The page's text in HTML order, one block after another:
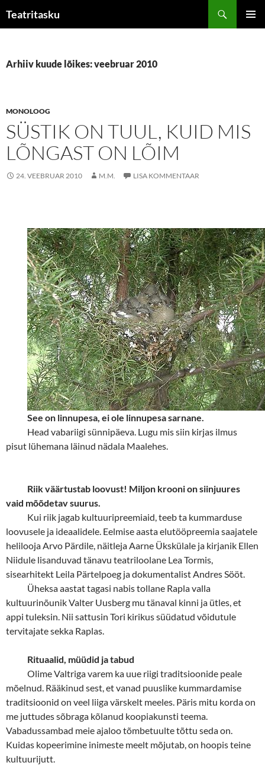
sisu
Teatritasku
Arhiiv kuude lõikes: veebruar 2010
MONOLOOG
SÜSTIK ON TUUL, KUID MIS
LÕNGAST ON LÕIM
24. VEEBRUAR 2010 M.M. LISA KOMMENTAAR
See on linnupesa, ei ole linnupesa sarnane.
Head vabariigi sünnipäeva. Lugu mis siin kirjas ilmus
pisut lühemana läinud nädala Maalehes.
Riik väärtustab loovust! Miljon krooni on siinjuures
vaid mõõdetav suurus.
Kui riik jagab kultuuripreemiaid, teeb ta kummarduse
loovusele ja ideaalidele. Eelmise aasta elutööpreemia saajatele
helilooja Arvo Pärdile, näitleja Aarne Ükskülale ja kirjanik Ellen
Niidule lisanduvad tänavu teatriloolane Lea Tormis,
sisearhitekt Leila Pärtelpoeg ja dokumentalist Andres Sööt.
Üheksa aastat tagasi nabis tollane Rapla valla
kultuurinõunik Valter Uusberg mu tänaval kinni ja ütles, et
appi tuleksin. Nii sattusin Tori kirikus süüdatud võidutule
tervitajate sekka Raplas.
Rituaalid, müüdid ja tabud
Olime Valtriga varem ka uue riigi traditsioonide peale
mõelnud. Rääkinud sest, et vanad puuslike kummardamise
traditsioonid on veel liiga värskelt meeles. Päris mitu korda on
me juttudes sõbraga kõlanud koopiakunsti teema.
Vabadussambad meie ajaloo tõmbetuulte tõttu seda on.
Kuidas kopeerimine inimeste meelt mõjutab, on hoopis teine
kultuurijutt.